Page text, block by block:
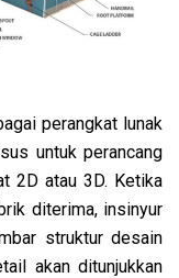
perangkat lunak
untuk perancang
2D atau 3D. Ketika
diterima, insinyur
struktur desain
akan ditunjukkan